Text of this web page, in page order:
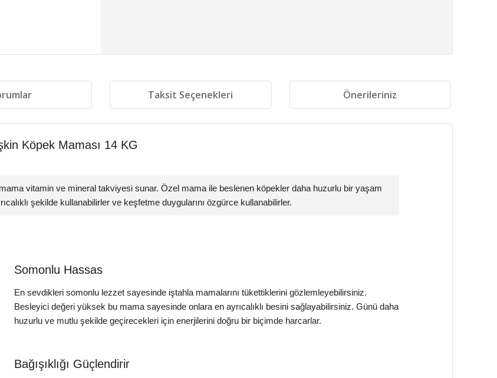
Taksit Seçenekleri Önerileriniz
Köpek Maması 14 KG
vitamin ve mineral takviyesi sunar. Özel mama ile beslenen köpekler daha huzurlu bir yaşam
şekilde kullanabilirler ve keşfetme duygularını özgürce kullanabilirler.
Somonlu Hassas
En sevdikleri somonlu lezzet sayesinde iştahla mamalarını tükettiklerini gözlemleyebilirsiniz.
Besleyici değeri yüksek bu mama sayesinde onlara en ayrıcalıklı besini sağlayabilirsiniz. Günü daha
huzurlu ve mutlu şekilde geçirecekleri için enerjilerini doğru bir biçimde harcarlar.
Bağışıklığı Güçlendirir